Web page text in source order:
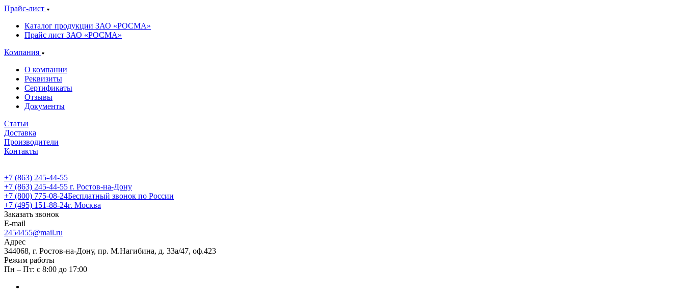
Прайс-лист
Каталог продукции ЗАО «РОСМА»
Прайс лист ЗАО «РОСМА»
Компания
О компании
Реквизиты
Сертификаты
Отзывы
Документы
Статьи
Доставка
Производители
Контакты
+7 (863) 245-44-55
+7 (863) 245-44-55 г. Ростов-на-Дону
+7 (800) 775-08-24Бесплатный звонок по России
+7 (495) 151-88-24г. Москва
Заказать звонок
E-mail
2454455@mail.ru
Адрес
344068, г. Ростов-на-Дону, пр. М.Нагибина, д. 33а/47, оф.423
Режим работы
Пн – Пт: с 8:00 до 17:00